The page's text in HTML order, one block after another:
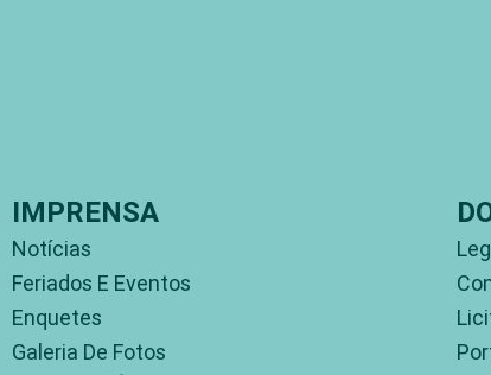
IMPRENSA
Notícias
Feriados E Eventos
Enquetes
Galeria De Fotos